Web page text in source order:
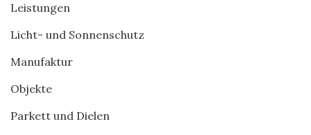
Leistungen
Licht- und Sonnenschutz
Manufaktur
Objekte
Parkett und Dielen